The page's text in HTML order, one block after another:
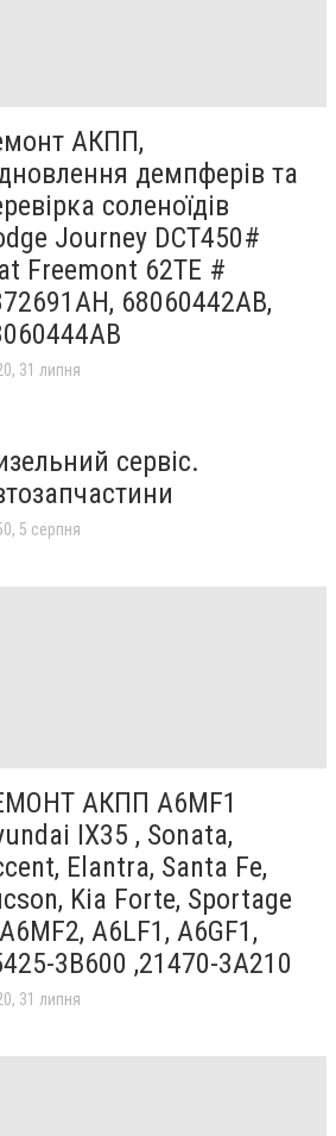
АКПП,
демпферів та
соленоїдів
Journey DCT450#
Freemont 62TE #
68060442AB,
31 липня
сервіс.
5 серпня
АКПП A6MF1
IX35 , Sonata,
Elantra, Santa Fe,
Kia Forte, Sportage
A6LF1, A6GF1,
3B600 ,21470-3A210
31 липня